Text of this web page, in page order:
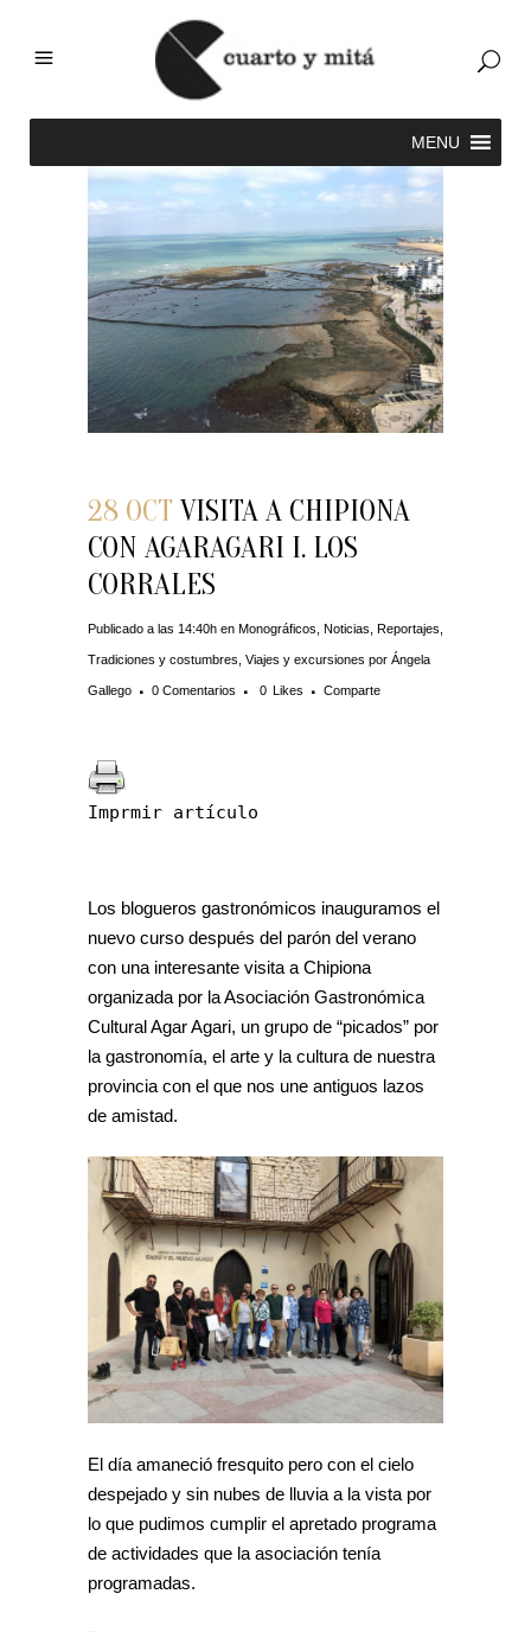
28 OCT VISITA A CHIPIONA
CON AGARAGARI I. LOS
CORRALES
Publicado a las 14:40h en Monográficos Noticias Reportajes
Tradiciones y costumbres Viajes y excursiones por Ángela
Gallego 0 Comentarios 0 Likes Comparte
Imprmir artículo
Los blogueros gastronómicos inauguramos el
nuevo curso después del parón del verano
con una interesante visita a Chipiona
organizada por la Asociación Gastronómica
Cultural Agar Agari, un grupo de “picados” por
la gastronomía, el arte y la cultura de nuestra
provincia con el que nos une antiguos lazos
de amistad.
El día amaneció fresquito pero con el cielo
despejado y sin nubes de lluvia a la vista por
lo que pudimos cumplir el apretado programa
de actividades que la asociación tenía
programadas.